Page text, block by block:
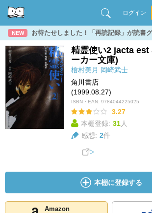
ログイン
NEW お待たせしました！「再読記録」が読書
精霊使い2 jacta est
ーカー文庫)
檜村美月 岡崎武士
角川書店
(1999.08.27)
ISBN・EAN: 9784044225025
3.27
本棚登録: 31人
感想: 2件
本棚に登録する
Amazon